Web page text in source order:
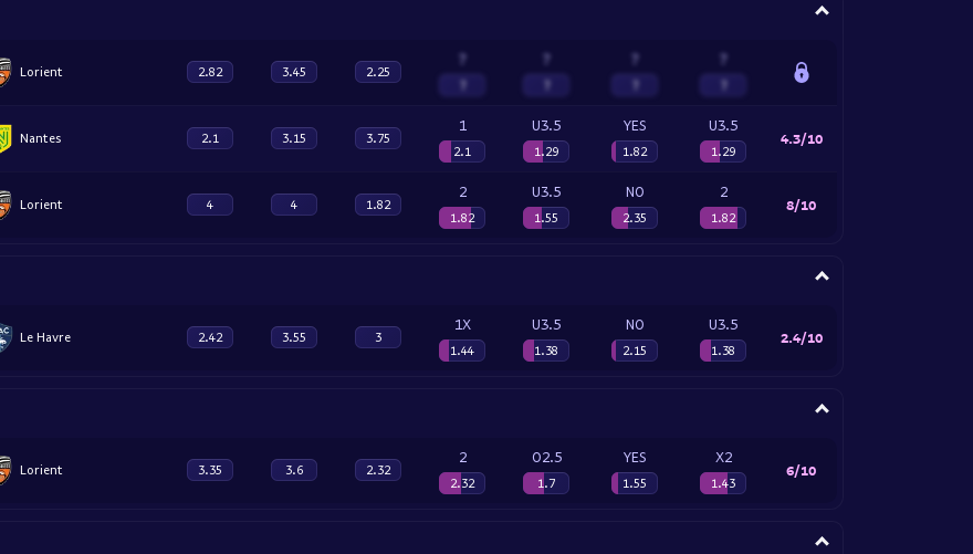
Lorient 2.82 3.45 2.25
? ? ? ?
Nantes 2.1 3.15 3.75
1
2.1
U3.5
1.29
YES
1.82
U3.5
1.29
4.3/10
Lorient 4 4 1.82
2
1.82
U3.5
1.55
NO
2.35
2
1.82
8/10
Le Havre 2.42 3.55 3
1X
1.44
U3.5
1.38
NO
2.15
U3.5
1.38
2.4/10
Lorient 3.35 3.6 2.32
2
2.32
O2.5
1.7
YES
1.55
X2
1.43
6/10